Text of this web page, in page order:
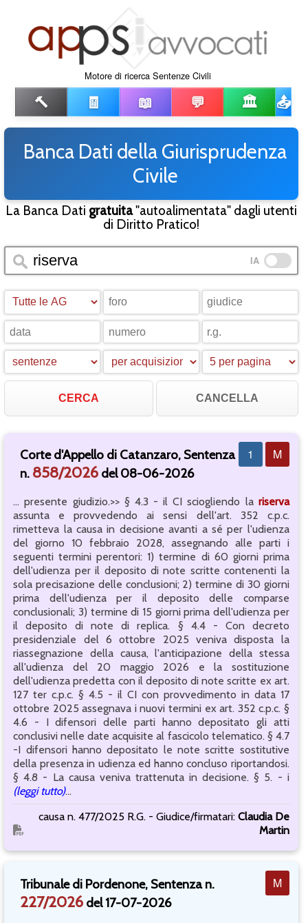
Motore di ricerca Sentenze Civili
🔨 🧾 📖 💬 🏛️ 📤
Banca Dati della Giurisprudenza
Civile
La Banca Dati gratuita"autoalimentata" dagli utenti
di Diritto Pratico!
IA
CANCELLA
M
1
Corte d'Appello di Catanzaro, Sentenza
n. 858/2026del 08-06-2026
... presente giudizio.>> § 4.3 - il CI sciogliendo la riserva
assunta e provvedendo ai sensi dell'art. 352 c.p.c.
rimetteva la causa in decisione avanti a sé per l'udienza
del giorno 10 febbraio 2028, assegnando alle parti i
seguenti termini perentori: 1) termine di 60 giorni prima
dell'udienza per il deposito di note scritte contenenti la
sola precisazione delle conclusioni; 2) termine di 30 giorni
prima dell'udienza per il deposito delle comparse
conclusionali; 3) termine di 15 giorni prima dell'udienza per
il deposito di note di replica. § 4.4 - Con decreto
presidenziale del 6 ottobre 2025 veniva disposta la
riassegnazione della causa, l'anticipazione della stessa
all'udienza del 20 maggio 2026 e la sostituzione
dell'udienza predetta con il deposito di note scritte ex art.
127 ter c.p.c. § 4.5 - il CI con provvedimento in data 17
ottobre 2025 assegnava i nuovi termini ex art. 352 c.p.c. §
4.6 - I difensori delle parti hanno depositato gli atti
conclusivi nelle date acquisite al fascicolo telematico. § 4.7
-I difensori hanno depositato le note scritte sostitutive
della presenza in udienza ed hanno concluso riportandosi.
§ 4.8 - La causa veniva trattenuta in decisione. § 5. - i
(leggi tutto)...
causa n. 477/2025 R.G. - Giudice/firmatari: Claudia De
Martin
M
Tribunale di Pordenone, Sentenza n.
227/2026del 17-07-2026